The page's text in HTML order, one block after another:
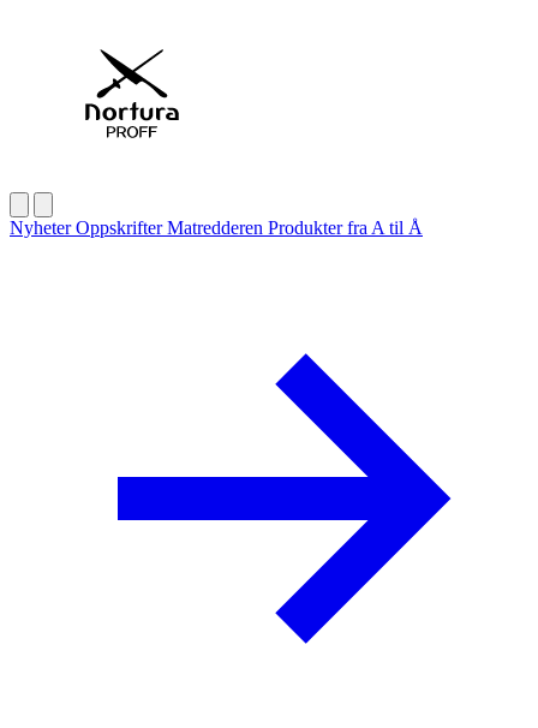
NyheterOppskrifterMatredderen Produkter fra A til Å